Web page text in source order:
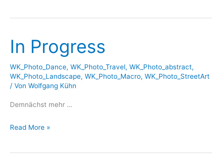
In Progress
WK_Photo_Dance, WK_Photo_Travel, WK_Photo_abstract,
WK_Photo_Landscape, WK_Photo_Macro, WK_Photo_StreetArt
/ Von Wolfgang Kühn
Demnächst mehr …
In
Read More »